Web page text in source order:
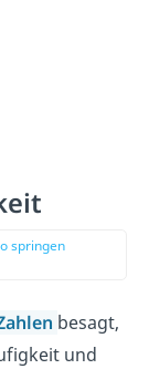
springen
besagt,
und